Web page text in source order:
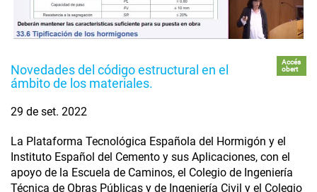
Novedades del código estructural en el
ámbito de los materiales.
Accés
obert
29 de set. 2022
La Plataforma Tecnológica Española del Hormigón y el
Instituto Español del Cemento y sus Aplicaciones, con el
apoyo de la Escuela de Caminos, el Colegio de Ingeniería
Técnica de Obras Públicas y de Ingeniería Civil y el Colegio